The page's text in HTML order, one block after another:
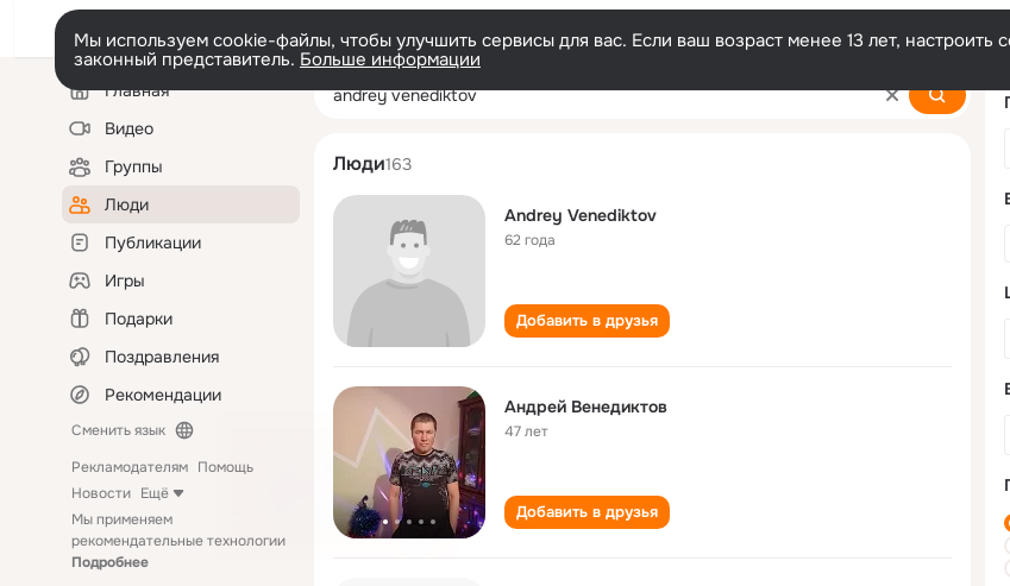
Мы используем cookie-файлы, чтобы улучшить сервисы для вас. Если ваш возраст менее 13 лет,
законный представитель. Больше информации
Левая
колонкаГлавная
Видео
Группы
Люди
Публикации
Игры
Подарки
Поздравления
Рекомендации
Сменить язык
Рекламодателям Помощь
Новости Ещё
Мы применяем
рекомендательные технологии
Подробнее
andrey venediktov
Люди163
Andrey Venediktov
62 года
Добавить в друзья
Андрей Венедиктов
47 лет
Добавить в друзья